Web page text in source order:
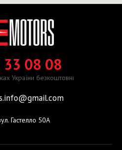
33 08 08
України безкоштовні
Гастелло 50А